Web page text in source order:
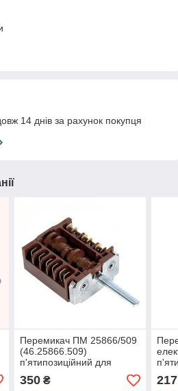
14 днів за рахунок покупця
Перемикач ПМ 25866/509
(46.25866.509)
п'ятипозиційний для
духовки та електроплити
Gefest
350₴ 217